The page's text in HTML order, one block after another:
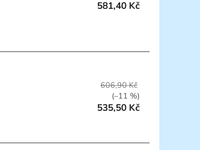
581,40 Kč
606,90 Kč
(–11 %)
535,50 Kč